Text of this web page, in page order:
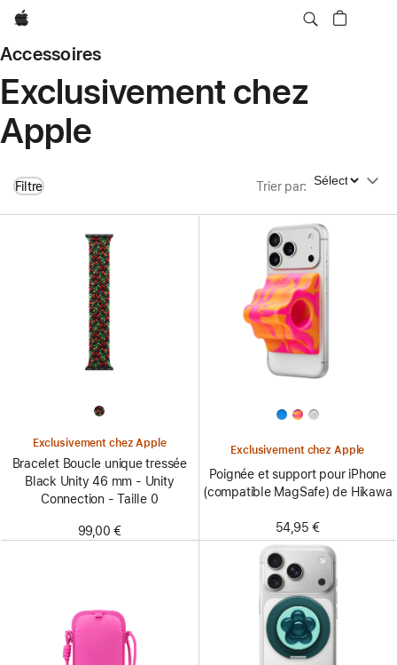
Apple
Accessoires
Exclusivement chez
Apple
Filtre Trier par: Trier par
Exclusivement chez Apple
Bracelet Boucle unique tressée
Black Unity 46 mm - Unity
Connection - Taille 0
99,00 €
Exclusivement chez Apple
Poignée et support pour iPhone
(compatible MagSafe) de Hikawa
54,95 €